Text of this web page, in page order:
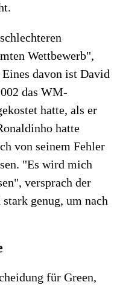
Wettbewerb",
davon ist David
das WM-
hatte, als er
hatte
von seinem Fehler
"Es wird mich
versprach der
genug, um nach
für Green,